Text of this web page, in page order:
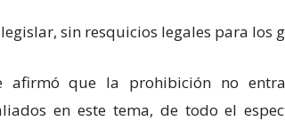
sin resquicios legales para los
afirmó que la prohibición no
en este tema, de todo el